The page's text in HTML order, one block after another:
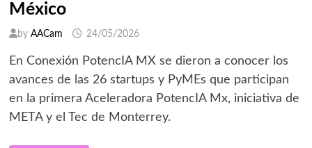
México
by AACam 24/05/2026
En Conexión PotencIA MX se dieron a conocer los
avances de las 26 startups y PyMEs que participan
en la primera Aceleradora PotencIA Mx, iniciativa de
META y el Tec de Monterrey.